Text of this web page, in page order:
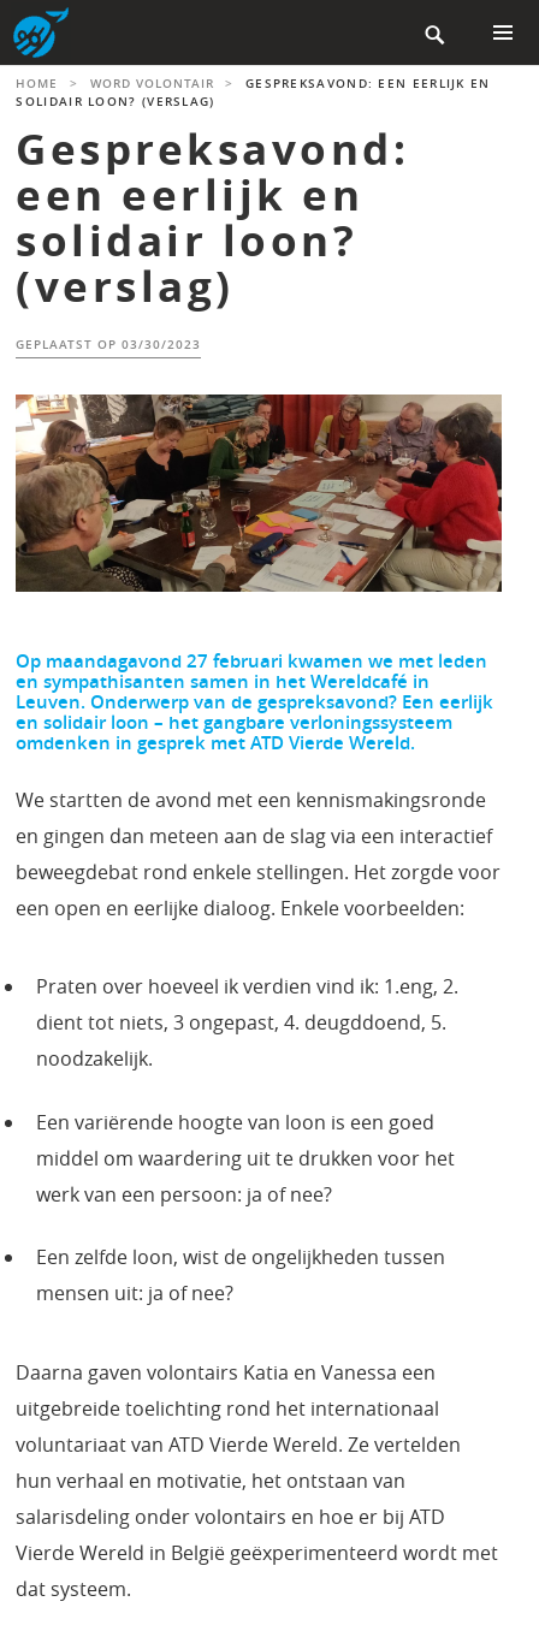
Skip
to
content

MENU
HOME > WORD VOLONTAIR >
GESPREKSAVOND: EEN EERLIJK EN
SOLIDAIR LOON? (VERSLAG)
Gespreksavond:
een eerlijk en
solidair loon?
(verslag)
GEPLAATST OP03/30/2023
Op maandagavond 27 februari kwamen we met leden
en sympathisanten samen in het Wereldcafé in
Leuven. Onderwerp van de gespreksavond? Een eerlijk
en solidair loon – het gangbare verloningssysteem
omdenken in gesprek met ATD Vierde Wereld.
We startten de avond met een kennismakingsronde
en gingen dan meteen aan de slag via een interactief
beweegdebat rond enkele stellingen. Het zorgde voor
een open en eerlijke dialoog. Enkele voorbeelden:
Praten over hoeveel ik verdien vind ik: 1.eng, 2.
dient tot niets, 3 ongepast, 4. deugddoend, 5.
noodzakelijk.
Een variërende hoogte van loon is een goed
middel om waardering uit te drukken voor het
werk van een persoon: ja of nee?
Een zelfde loon, wist de ongelijkheden tussen
mensen uit: ja of nee?
Daarna gaven volontairs Katia en Vanessa een
uitgebreide toelichting rond het internationaal
voluntariaat van ATD Vierde Wereld. Ze vertelden
hun verhaal en motivatie, het ontstaan van
salarisdeling onder volontairs en hoe er bij ATD
Vierde Wereld in België geëxperimenteerd wordt met
dat systeem.